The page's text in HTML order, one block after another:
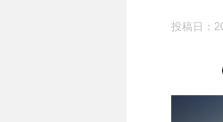
投稿日：